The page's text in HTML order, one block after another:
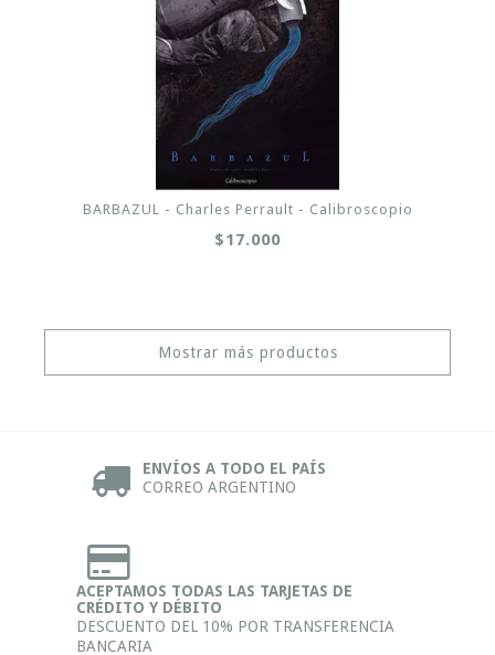
BARBAZUL - Charles Perrault - Calibroscopio
$17.000
Mostrar más productos
ENVÍOS A TODO EL PAÍS
CORREO ARGENTINO
ACEPTAMOS TODAS LAS TARJETAS DE
CRÉDITO Y DÉBITO
DESCUENTO DEL 10% POR TRANSFERENCIA
BANCARIA